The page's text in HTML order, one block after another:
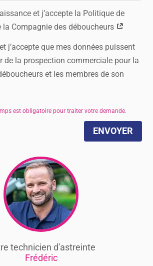
et j’accepte la Politique de
Compagnie des déboucheurs
j’accepte que mes données puissent
de la prospection commerciale pour la
et les membres de son
ENVOYER
technicien d'astreinte
Frédéric